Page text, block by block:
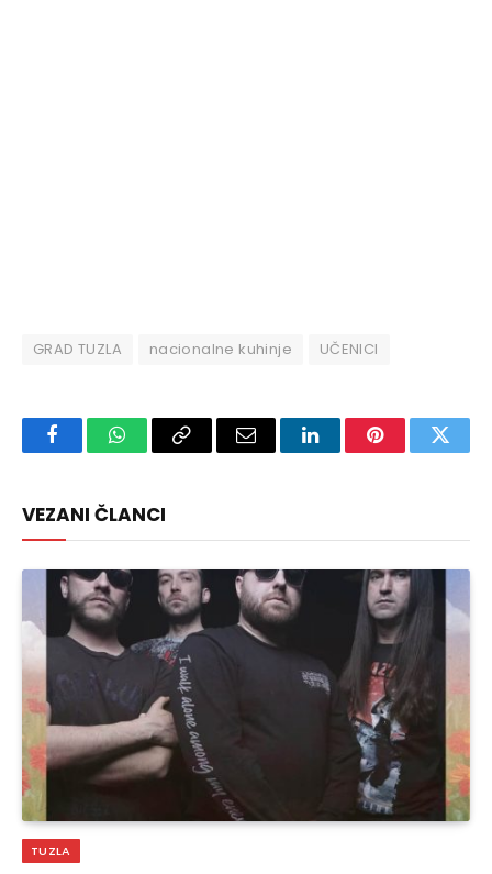
GRAD TUZLA nacionalne kuhinje UČENICI
FacebookWhatsAppCopy
Email LinkedInPinterest
VEZANI ČLANCI
TUZLA